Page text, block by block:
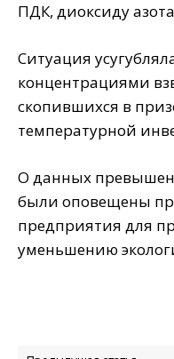
ПДК, диоксиду
Ситуация
концентрациями
скопившихся в
температурной
О данных
были оповещены
предприятия для
уменьшению